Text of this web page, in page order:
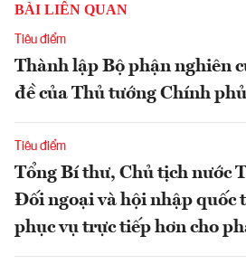
BÀI LIÊN QUAN
Tiêu điểm
Thành lập Bộ phận nghiên
đề của Thủ tướng Chính phủ
Tiêu điểm
Tổng Bí thư, Chủ tịch nước
Đối ngoại và hội nhập quốc
phục vụ trực tiếp hơn cho